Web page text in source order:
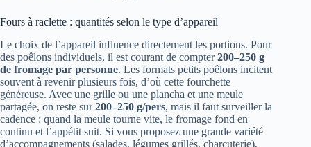
Fours à raclette : quantités selon le type d’appareil
Le choix de l’appareil influence directement les portions. Pour
des poêlons individuels, il est courant de compter200–250 g
de fromage par personne. Les formats petits poêlons incitent
souvent à revenir plusieurs fois, d’où cette fourchette
généreuse. Avec une grille ou une plancha et une meule
partagée, on reste sur200–250 g/pers, mais il faut surveiller la
cadence : quand la meule tourne vite, le fromage fond en
continu et l’appétit suit. Si vous proposez une grande variété
d’accompagnements (salades, légumes grillés, charcuterie),